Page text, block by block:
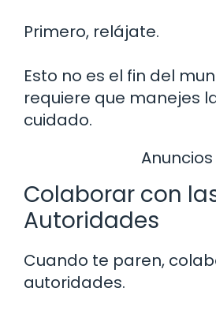
Primero, relájate.
Esto no es el fin del
requiere que manejes
cuidado.
Anuncios
Colaborar con
Autoridades
Cuando te paren,
autoridades.